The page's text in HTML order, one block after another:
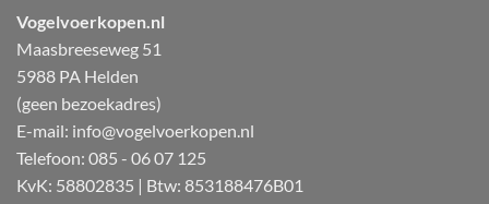
Vogelvoerkopen.nl
Maasbreeseweg 51
5988 PA Helden
(geen bezoekadres)
E-mail: info@vogelvoerkopen.nl
Telefoon: 085 - 06 07 125
KvK: 58802835 | Btw: 853188476B01